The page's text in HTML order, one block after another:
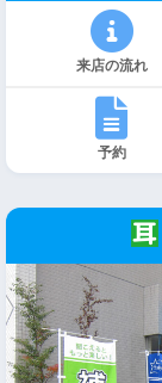
来店の流れ
予約